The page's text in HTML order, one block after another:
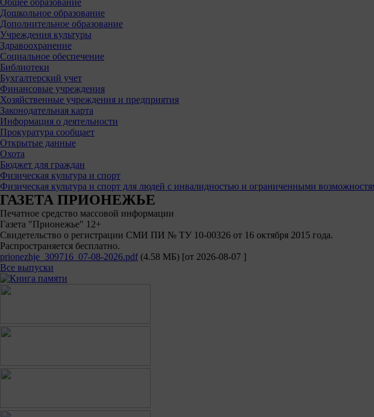
Общее образование
Дошкольное образование
Дополнительное образование
Учреждения культуры
Здравоохранение
Социальное обеспечение
Библиотеки
Бухгалтерский учет
Финансовые учреждения
Хозяйственные учреждения и предприятия
Законодательная карта
Информация о деятельности
Прокуратура сообщает
Открытые данные
Охота
Бюджет для граждан
Физическая культура и спорт
Физическая культура и спорт для людей с инвалидностью и ограниченными
ГАЗЕТА ПРИОНЕЖЬЕ
Печатное средство массовой информации
Газета "Прионежье" 12+
Свидетельство о регистрации СМИ ПИ № ТУ 10-00326 от 16 октября 2015 года.
Распространяется бесплатно.
prionezhje_309716_07-08-2026.pdf (4.58 МБ) [от 2026-08-07 ]
Все выпуски